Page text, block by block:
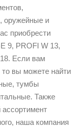
оружейные и
приобрести
9, PROFI W 13,
Если вам
вы можете найти
тумбы
Также
наша компания